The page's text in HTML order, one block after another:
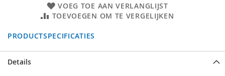
VOEG TOE AAN VERLANGLIJST
TOEVOEGEN OM TE VERGELIJKEN
PRODUCTSPECIFICATIES
Details